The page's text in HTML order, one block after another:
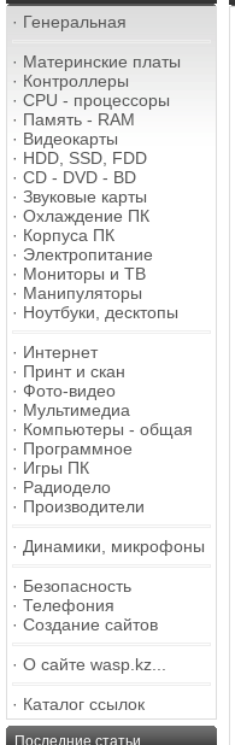
· Генеральная
· Материнские платы
· Контроллеры
· CPU - процессоры
· Память - RAM
· Видеокарты
· HDD, SSD, FDD
· CD - DVD - BD
· Звуковые карты
· Охлаждение ПК
· Корпуса ПК
· Электропитание
· Мониторы и ТВ
· Манипуляторы
· Ноутбуки, десктопы
· Интернет
· Принт и скан
· Фото-видео
· Мультимедиа
· Компьютеры - общая
· Программное
· Игры ПК
· Радиодело
· Производители
· Динамики, микрофоны
· Безопасность
· Телефония
· Создание сайтов
· О сайте wasp.kz...
· Каталог ссылок
Последние статьи